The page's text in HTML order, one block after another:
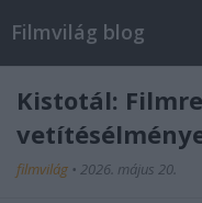
Filmvilág blog
Kistotál:
filmvilág • 2026. május 20.